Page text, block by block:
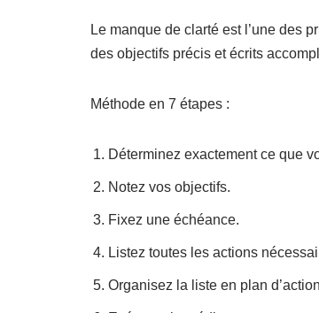
Le manque de clarté est l’une des
des objectifs précis et écrits
Méthode en 7 étapes :
Déterminez exactement ce que
Notez vos objectifs.
Fixez une échéance.
Listez toutes les actions
Organisez la liste en plan